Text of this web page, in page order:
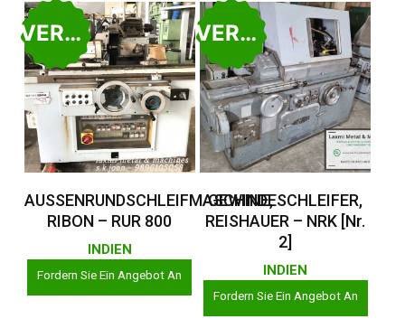
VERKAUFT
Weiterlesen
AUSSENRUNDSCHLEIFMASCHINE,
RIBON – RUR 800
INDIEN
Fordern Sie Ein Angebot An
VERKAUFT
Weiterlesen
GEWINDESCHLEIFER,
REISHAUER – NRK [Nr.
2]
INDIEN
Fordern Sie Ein Angebot An